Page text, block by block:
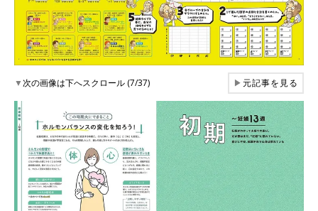
▼次の画像は下へスクロール (7/37) ▶元記事を見る